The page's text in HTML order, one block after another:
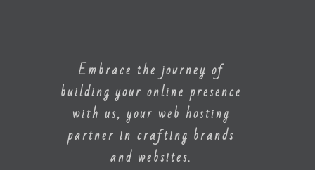
Embrace the journey of
building your online presence
with us, your web hosting
partner in crafting brands
and websites.